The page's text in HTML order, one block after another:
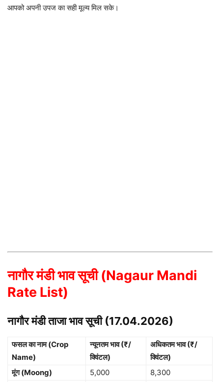
आपको अपनी उपज का सही मूल्य मिल सके।
नागौर मंडी भाव सूची (Nagaur Mandi
Rate List)
नागौर मंडी ताजा भाव सूची (17.04.2026)
फसल का नाम (Crop
Name)
न्यूनतम भाव (₹/
क्विंटल)
अधिकतम भाव (₹/
क्विंटल)
मूंग (Moong)
5,000
8,300